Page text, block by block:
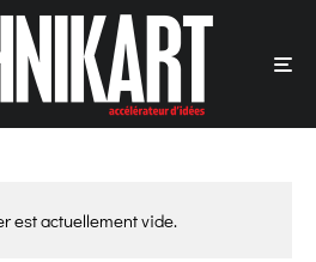
est actuellement vide.